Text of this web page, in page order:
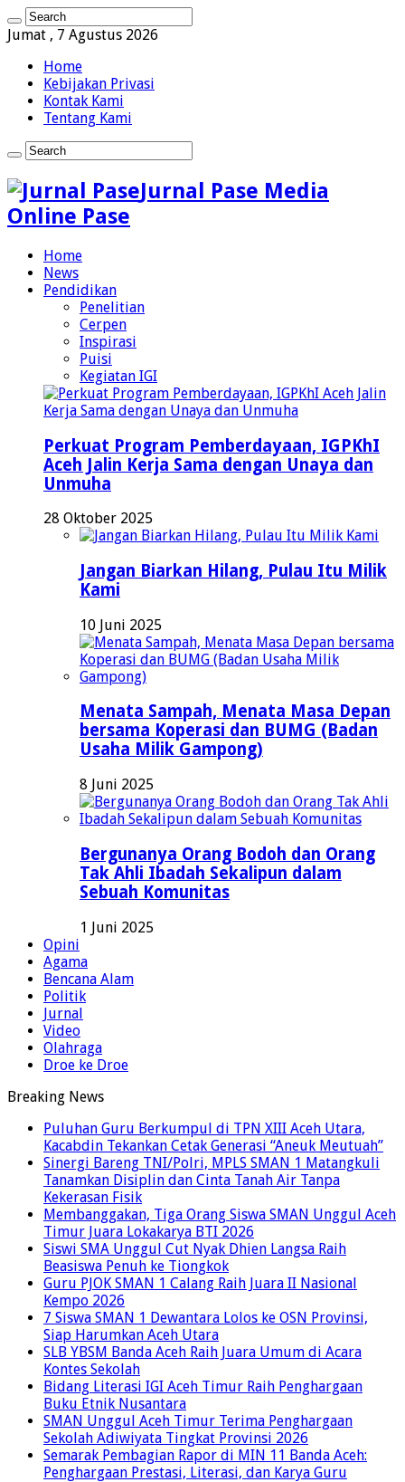
Jumat , 7 Agustus 2026
Home
Kebijakan Privasi
Kontak Kami
Tentang Kami
Jurnal Pase Media
Online Pase
Home
News
Pendidikan
Penelitian
Cerpen
Inspirasi
Puisi
Kegiatan IGI
Perkuat Program Pemberdayaan, IGPKhI
Aceh Jalin Kerja Sama dengan Unaya dan
Unmuha
28 Oktober 2025
Jangan Biarkan Hilang, Pulau Itu Milik
Kami
10 Juni 2025
Menata Sampah, Menata Masa Depan
bersama Koperasi dan BUMG (Badan
Usaha Milik Gampong)
8 Juni 2025
Bergunanya Orang Bodoh dan Orang
Tak Ahli Ibadah Sekalipun dalam
Sebuah Komunitas
1 Juni 2025
Opini
Agama
Bencana Alam
Politik
Jurnal
Video
Olahraga
Droe ke Droe
Breaking News
Puluhan Guru Berkumpul di TPN XIII Aceh Utara,
Kacabdin Tekankan Cetak Generasi “Aneuk Meutuah”
Sinergi Bareng TNI/Polri, MPLS SMAN 1 Matangkuli
Tanamkan Disiplin dan Cinta Tanah Air Tanpa
Kekerasan Fisik
Membanggakan, Tiga Orang Siswa SMAN Unggul Aceh
Timur Juara Lokakarya BTI 2026
Siswi SMA Unggul Cut Nyak Dhien Langsa Raih
Beasiswa Penuh ke Tiongkok
Guru PJOK SMAN 1 Calang Raih Juara II Nasional
Kempo 2026
7 Siswa SMAN 1 Dewantara Lolos ke OSN Provinsi,
Siap Harumkan Aceh Utara
SLB YBSM Banda Aceh Raih Juara Umum di Acara
Kontes Sekolah
Bidang Literasi IGI Aceh Timur Raih Penghargaan
Buku Etnik Nusantara
SMAN Unggul Aceh Timur Terima Penghargaan
Sekolah Adiwiyata Tingkat Provinsi 2026
Semarak Pembagian Rapor di MIN 11 Banda Aceh:
Penghargaan Prestasi, Literasi, dan Karya Guru